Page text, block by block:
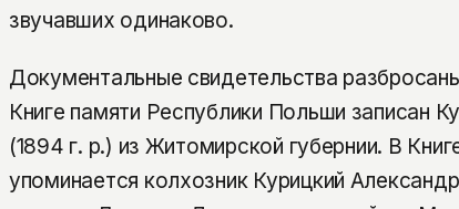
звучавших одинаково.
Документальные свидетельства
Книге памяти Республики Польши записан
(1894 г. р.) из Житомирской губернии. В
упоминается колхозник Курицкий